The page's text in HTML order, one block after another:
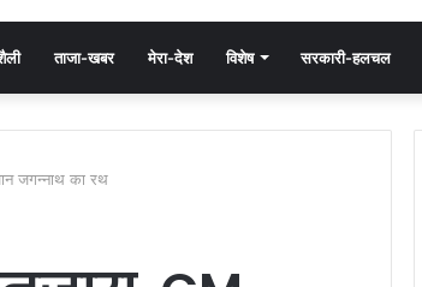
ताजा-खबर मेरा-देश विशेष सरकारी-हलचल
जगन्नाथ का रथ